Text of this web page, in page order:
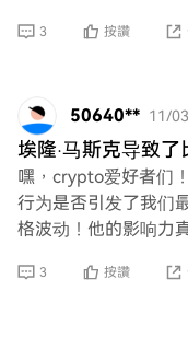
3 按讚
50640** 11/
埃隆·马斯克导致
嘿，crypto爱好者们
行为是否引发了我们
格波动！他的影响力
3 按讚